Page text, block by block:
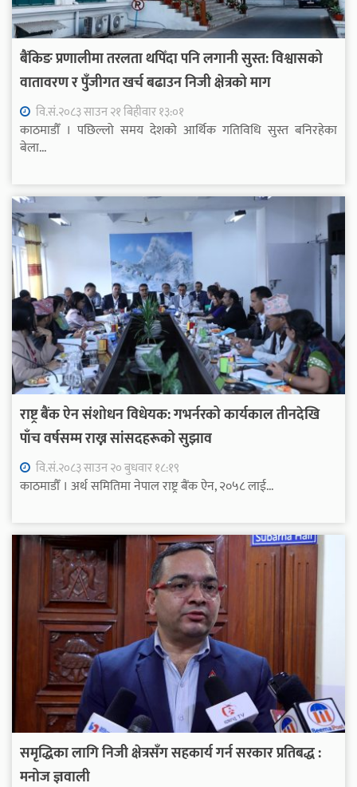
बैंकिङ प्रणालीमा तरलता थपिँदा पनि लगानी सुस्त: विश्वासको
वातावरण र पुँजीगत खर्च बढाउन निजी क्षेत्रको माग
वि.सं.२०८३ साउन २१ बिहीवार १३:०१
काठमाडौँ । पछिल्लो समय देशको आर्थिक गतिविधि सुस्त बनिरहेका
बेला...
राष्ट्र बैंक ऐन संशोधन विधेयक: गभर्नरको कार्यकाल तीनदेखि
पाँच वर्षसम्म राख्न सांसदहरूको सुझाव
वि.सं.२०८३ साउन २० बुधवार १८:१९
काठमाडौँ । अर्थ समितिमा नेपाल राष्ट्र बैंक ऐन, २०५८ लाई...
समृद्धिका लागि निजी क्षेत्रसँग सहकार्य गर्न सरकार प्रतिबद्ध :
मनोज ज्ञवाली